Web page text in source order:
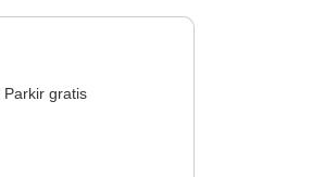
Parkir gratis